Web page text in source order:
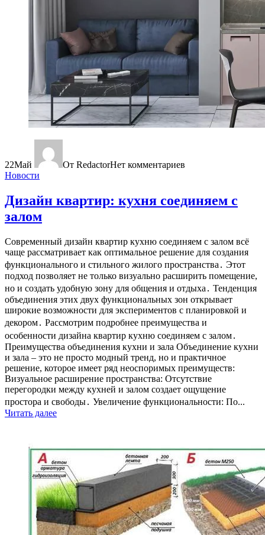
22Май От RedactorНет комментариев
Новости
Дизайн квартир: кухня соединяем с
залом
Современный дизайн квартир кухню соединяем с залом всё
чаще рассматривает как оптимальное решение для создания
функционального и стильного жилого пространства․ Этот
подход позволяет не только визуально расширить помещение,
но и создать удобную зону для общения и отдыха․ Тенденция
объединения этих двух функциональных зон открывает
широкие возможности для экспериментов с планировкой и
декором․ Рассмотрим подробнее преимущества и
особенности дизайна квартир кухню соединяем с залом․
Преимущества объединения кухни и зала Объединение кухни
и зала – это не просто модный тренд, но и практичное
решение, которое имеет ряд неоспоримых преимуществ:
Визуальное расширение пространства: Отсутствие
перегородки между кухней и залом создает ощущение
простора и свободы․ Увеличение функциональности: По...
Читать далее